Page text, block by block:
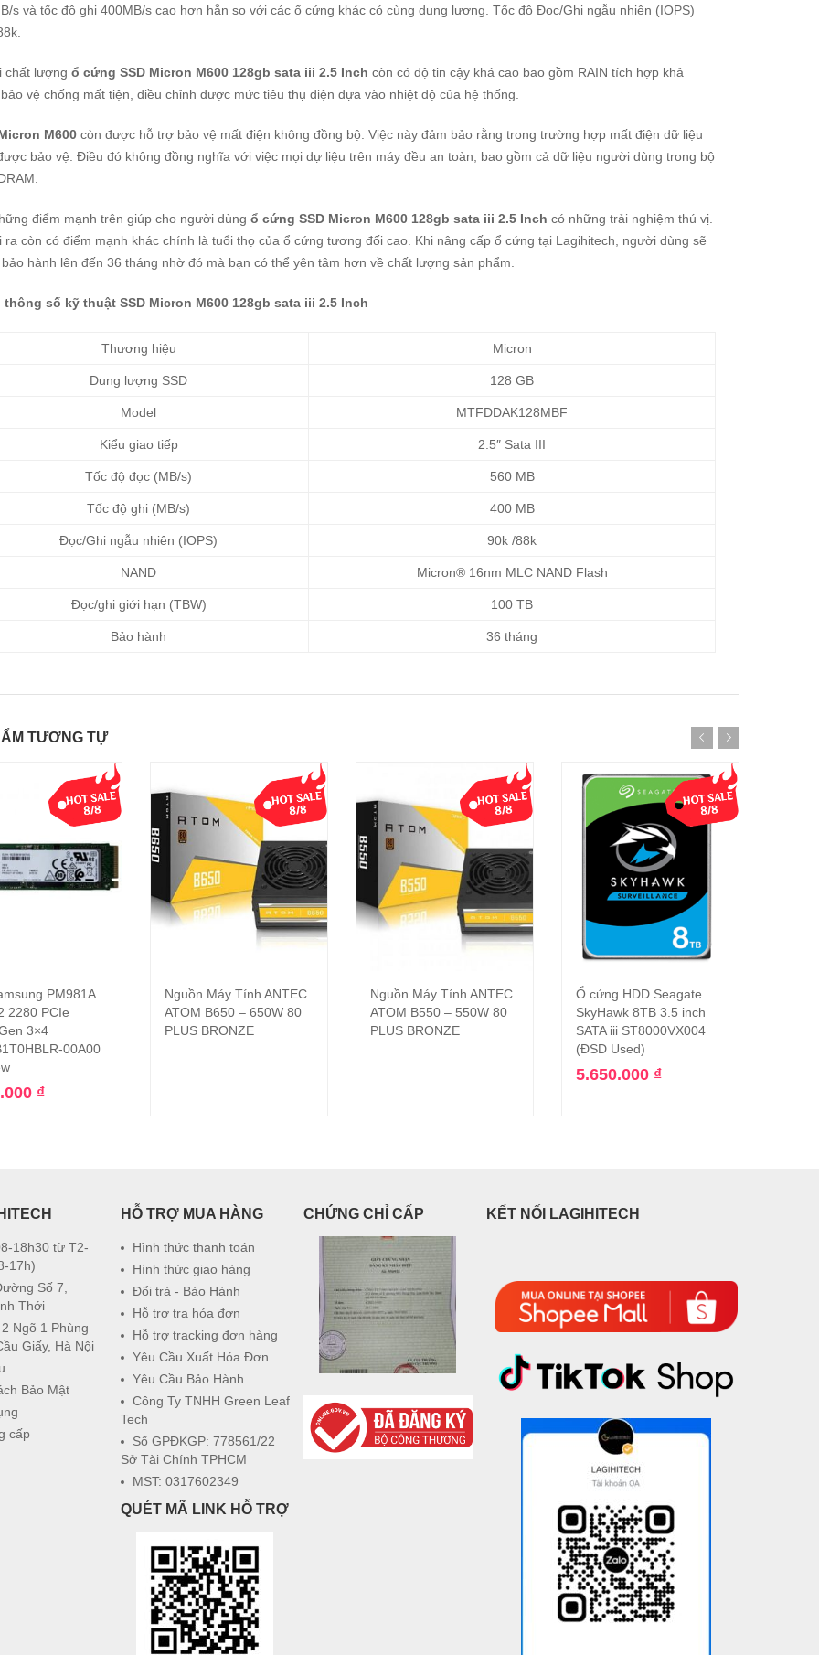
s và tốc độ ghi 400MB/s cao hơn hẳn so với các ổ cứng khác có cùng dung lượng. Tốc độ Đọc/Ghi ngẫu nhiên (IOPS)
chất lượng ổ cứng SSD Micron M600 128gb sata iii 2.5 Inch còn có độ tin cậy khá cao bao gồm RAIN tích hợp khả
vệ chống mất tiện, điều chỉnh được mức tiêu thụ điện dựa vào nhiệt độ của hệ thống.
M600 còn được hỗ trợ bảo vệ mất điện không đồng bộ. Việc này đảm bảo rằng trong trường hợp mất điện dữ liệu
bảo vệ. Điều đó không đồng nghĩa với việc mọi dự liệu trên máy đều an toàn, bao gồm cả dữ liệu người dùng trong bộ
điểm mạnh trên giúp cho người dùng ổ cứng SSD Micron M600 128gb sata iii 2.5 Inch có những trải nghiệm thú vị.
ra còn có điểm mạnh khác chính là tuổi thọ của ổ cứng tương đối cao. Khi nâng cấp ổ cứng tại Lagihitech, người dùng sẽ
hành lên đến 36 tháng nhờ đó mà bạn có thể yên tâm hơn về chất lượng sản phẩm.
thông số kỹ thuật SSD Micron M600 128gb sata iii 2.5 Inch
Thương hiệu Micron
Dung lượng SSD 128 GB
Model MTFDDAK128MBF
Kiểu giao tiếp 2.5″ Sata III
Tốc độ đọc (MB/s) 560 MB
Tốc độ ghi (MB/s) 400 MB
Đọc/Ghi ngẫu nhiên (IOPS) 90k /88k
NAND Micron® 16nm MLC NAND Flash
Đọc/ghi giới hạn (TBW) 100 TB
Bảo hành 36 tháng
TƯƠNG TỰ
vào giỏ hàng
PM981A
2280 PCIe
3×4
00A00
₫
Đọc tiếp
Nguồn Máy Tính ANTEC
ATOM B650 – 650W 80
PLUS BRONZE
Đọc tiếp
Nguồn Máy Tính ANTEC
ATOM B550 – 550W 80
PLUS BRONZE
Thêm vào giỏ hàng
Ổ cứng HDD Seagate
SkyHawk 8TB 3.5 inch
SATA iii ST8000VX004
(ĐSD Used)
5.650.000 ₫
18h30 từ T2-
17h)
Số 7,
Thới
Ngõ 1 Phùng
Giấy, Hà Nội
Bảo Mật
cấp
HỖ TRỢ MUA HÀNG
Hình thức thanh toán
Hình thức giao hàng
Đổi trả - Bảo Hành
Hỗ trợ tra hóa đơn
Hỗ trợ tracking đơn hàng
Yêu Cầu Xuất Hóa Đơn
Yêu Cầu Bảo Hành
Công Ty TNHH Green Leaf
Tech
Số GPĐKGP: 778561/22
Sở Tài Chính TPHCM
MST: 0317602349
QUÉT MÃ LINK HỖ TRỢ
CHỨNG CHỈ CẤP KẾT NỐI LAGIHITECH